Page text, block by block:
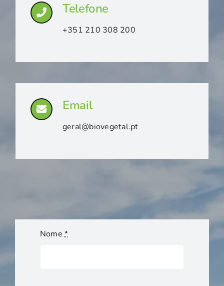
Telefone
+351 210 308 200
Email
geral@biovegetal.pt
Nome*